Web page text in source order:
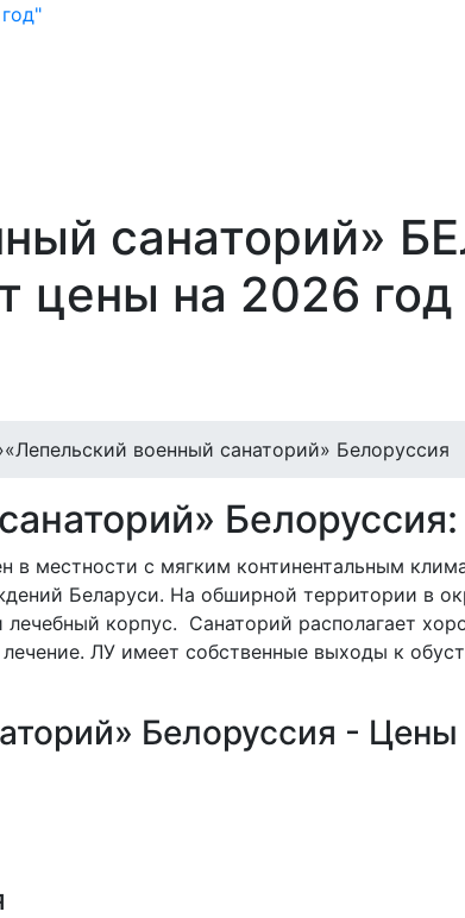
санаторий»
цены на 2026 год
«Лепельский военный санаторий» Белоруссия
в местности с мягким континентальным
Беларуси. На обширной территории в
корпус. Санаторий располагает
ЛУ имеет собственные выходы к
Белоруссия - Цены